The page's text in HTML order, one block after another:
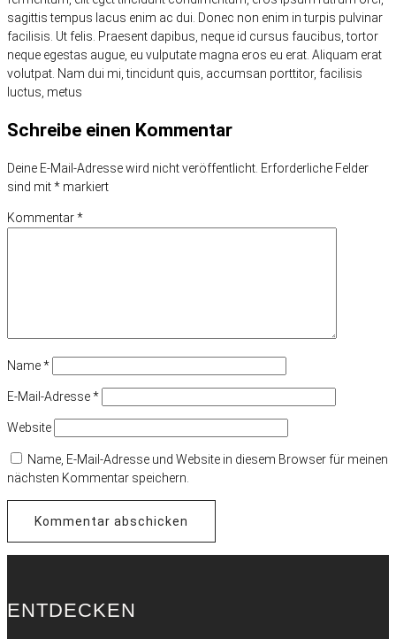
sagittis tempus lacus enim ac dui. Donec non enim in turpis pulvinar
facilisis. Ut felis. Praesent dapibus, neque id cursus faucibus, tortor
neque egestas augue, eu vulputate magna eros eu erat. Aliquam erat
volutpat. Nam dui mi, tincidunt quis, accumsan porttitor, facilisis
luctus, metus
Schreibe einen Kommentar
Deine E-Mail-Adresse wird nicht veröffentlicht. Erforderliche Felder
sind mit* markiert
Kommentar*
Name*
E-Mail-Adresse*
Website
Name, E-Mail-Adresse und Website in diesem Browser für meinen
nächsten Kommentar speichern.
ENTDECKEN